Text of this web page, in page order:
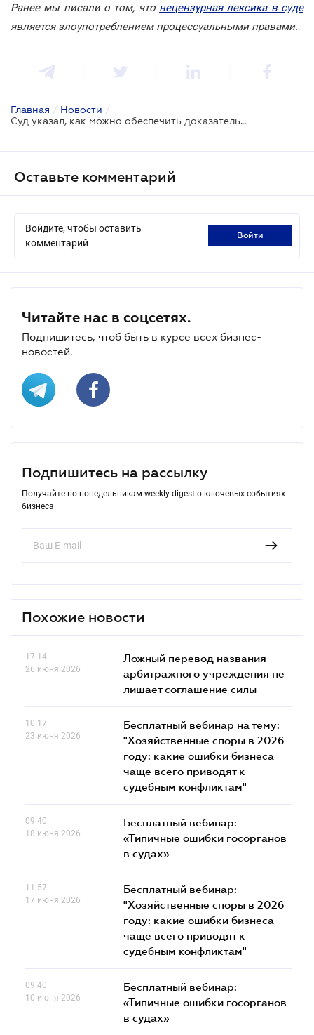
Ранее мы писали о том, что нецензурная лексика в суде
является злоупотреблением процессуальными правами.
Главная / Новости /
Суд указал, как можно обеспечить доказательства, которые находятся на веб-страницах
Оставьте комментарий
Войдите, чтобы оставить
комментарий
войти
Читайте нас в соцсетях.
Подпишитесь, чтоб быть в курсе всех бизнес-
новостей.
Подпишитесь на рассылку
Получайте по понедельникам weekly-digest о ключевых событиях
бизнеса
Похожие новости
17.14
26 июня 2026
Ложный перевод названия
арбитражного учреждения не
лишает соглашение силы
10.17
23 июня 2026
Бесплатный вебинар на тему:
"Хозяйственные споры в 2026
году: какие ошибки бизнеса
чаще всего приводят к
судебным конфликтам"
09.40
18 июня 2026
Бесплатный вебинар:
«Типичные ошибки госорганов
в судах»
11.57
17 июня 2026
Бесплатный вебинар:
"Хозяйственные споры в 2026
году: какие ошибки бизнеса
чаще всего приводят к
судебным конфликтам"
09.40
10 июня 2026
Бесплатный вебинар:
«Типичные ошибки госорганов
в судах»